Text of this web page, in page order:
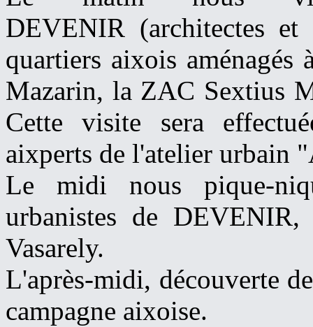
DEVENIR (architectes
quartiers aixois aménagés
Mazarin, la ZAC Sextius
Cette visite sera
aixperts de l'atelier urbain
Le midi nous pique-
urbanistes de
Vasarely.
L'après-midi, découverte
campagne aixoise.